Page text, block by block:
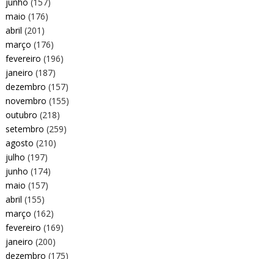
maio (176)
abril (201)
março (176)
fevereiro (196)
janeiro (187)
dezembro (157)
novembro (155)
outubro (218)
setembro (259)
agosto (210)
julho (197)
junho (174)
maio (157)
abril (155)
março (162)
fevereiro (169)
janeiro (200)
dezembro (175)